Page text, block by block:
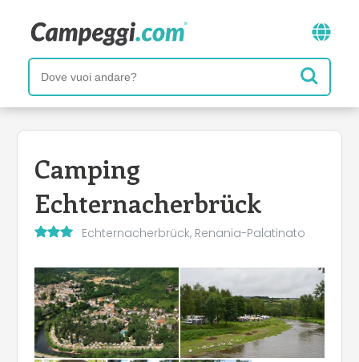
Camping
Echternacherbrück
Echternacherbrück, Renania-Palatinato